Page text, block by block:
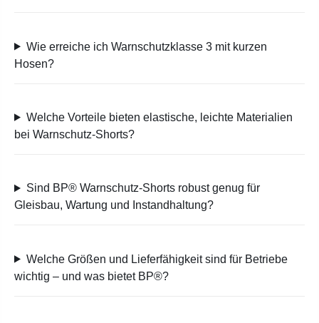
Wie erreiche ich Warnschutzklasse 3 mit kurzen
Hosen?
Welche Vorteile bieten elastische, leichte Materialien
bei Warnschutz-Shorts?
Sind BP® Warnschutz-Shorts robust genug für
Gleisbau, Wartung und Instandhaltung?
Welche Größen und Lieferfähigkeit sind für Betriebe
wichtig – und was bietet BP®?